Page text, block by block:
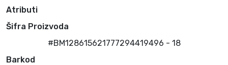
Atributi
Šifra Proizvoda
#BM128615621777294419496 - 18
Barkod